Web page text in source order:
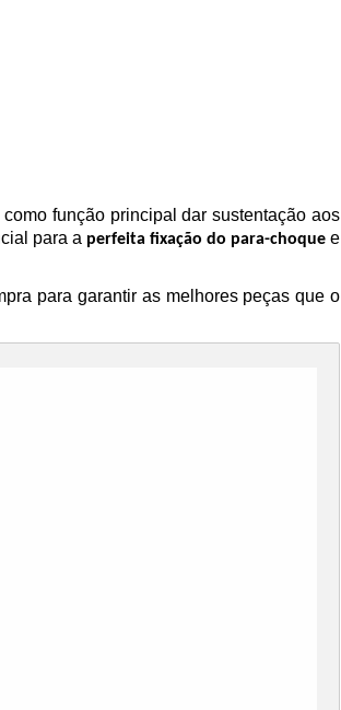
como função principal dar sustentação aos
para a perfeita fixação do para-choque e
para garantir as melhores peças que o